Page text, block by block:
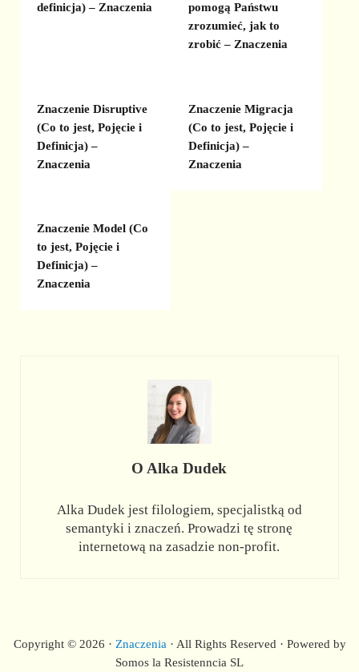
definicja) – Znaczenia
pomogą Państwu
zrozumieć, jak to
zrobić – Znaczenia
Znaczenie Disruptive
(Co to jest, Pojęcie i
Definicja) –
Znaczenia
Znaczenie Migracja
(Co to jest, Pojęcie i
Definicja) –
Znaczenia
Znaczenie Model (Co
to jest, Pojęcie i
Definicja) –
Znaczenia
O Alka Dudek
Alka Dudek jest filologiem, specjalistką od
semantyki i znaczeń. Prowadzi tę stronę
internetową na zasadzie non-profit.
Copyright © 2026 · Znaczenia · All Rights Reserved · Powered by
Somos la Resistenncia SL